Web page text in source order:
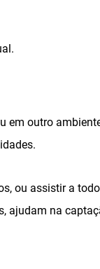
em outro
ou assistir a
ajudam na